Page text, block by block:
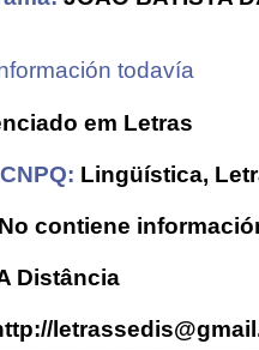
todavía
em Letras
Lingüística,
No contiene
Distância